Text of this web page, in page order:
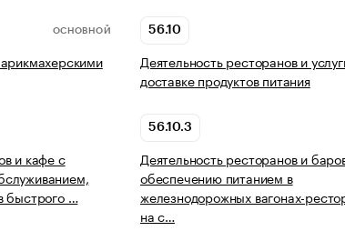
ОСНОВНОЙ 56.10
Деятельность ресторанов и
доставке продуктов питания
и кафе с
быстрого …
56.10.3
Деятельность ресторанов и
обеспечению питанием в
железнодорожных вагонах-
на с…